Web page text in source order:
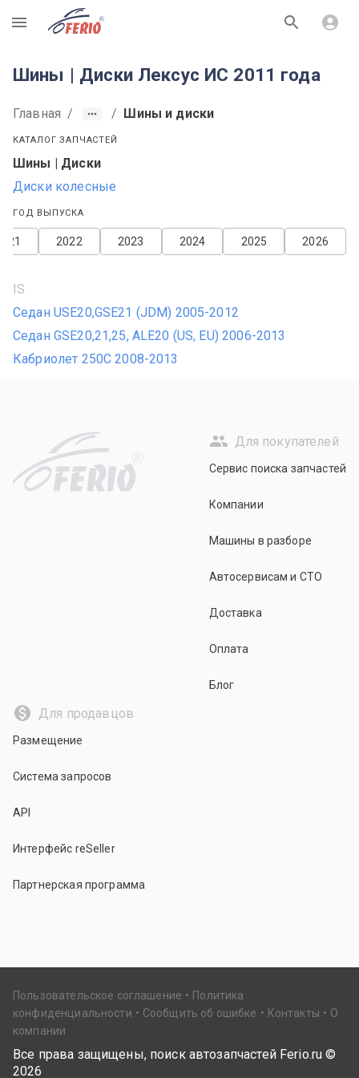
R
Шины | Диски Лексус ИС 2011 года
Главная / / Шины и диски
КАТАЛОГ ЗАПЧАСТЕЙ
Шины | Диски
Диски колесные
ГОД ВЫПУСКА
2026
2025
2024
2023
2022
IS
Седан USE20,GSE21 (JDM) 2005-2012
Седан GSE20,21,25, ALE20 (US, EU) 2006-2013
Кабриолет 250C 2008-2013
R
Для покупателей
Сервис поиска запчастей
Компании
Машины в разборе
Автосервисам и СТО
Доставка
Оплата
Блог
Для продавцов
Размещение
Система запросов
API
Интерфейс reSeller
Партнерская программа
Пользовательское соглашение
Политика
конфиденциальности
Сообщить об ошибке Контакты
О
компании
Все права защищены, поиск автозапчастей Ferio.ru ©
2026